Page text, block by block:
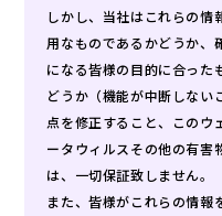
合わせ
しかし、当社はこれらの情
用なものであるかどうか、
になる皆様の目的に合った
どうか（機能が中断しない
点を修正すること、このウ
ータウィルスその他の有害
は、一切保証致しません。
また、皆様がこれらの情報